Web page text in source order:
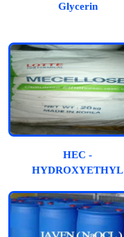
Glycerin
HEC -
HYDROXYETHYL